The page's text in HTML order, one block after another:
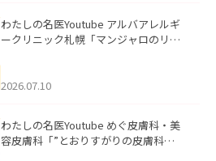
わたしの名医Youtube アルバアレルギ
ークリニック札幌「マンジャロのリア
た。
2026.07.10
わたしの名医Youtube めぐ皮膚科・美
容皮膚科「”とおりすがりの皮膚科